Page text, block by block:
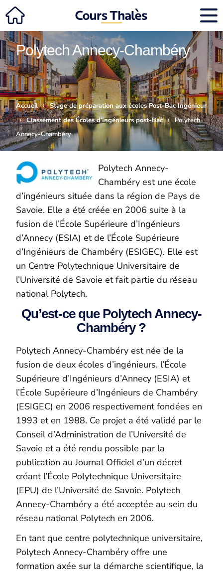
Polytech Annecy-Chambéry
Accueil › Stage de préparation aux écoles Post-Bac Ingénieur
› Classement des Écoles d’Ingénieurs post-Bac › Polytech
Annecy-Chambéry
Polytech Annecy-
Chambéry est une école
d’ingénieurs située dans la région de Pays de
Savoie. Elle a été créée en 2006 suite à la
fusion de l’École Supérieure d’Ingénieurs
d’Annecy (ESIA) et de l’École Supérieure
d’Ingénieurs de Chambéry (ESIGEC). Elle est
un Centre Polytechnique Universitaire de
l’Université de Savoie et fait partie du réseau
national Polytech.
Qu’est-ce que Polytech Annecy-
Chambéry ?
Polytech Annecy-Chambéry est née de la
fusion de deux écoles d’ingénieurs, l’École
Supérieure d’Ingénieurs d’Annecy (ESIA) et
l’École Supérieure d’Ingénieurs de Chambéry
(ESIGEC) en 2006 respectivement fondées en
1993 et en 1988. Ce projet a été validé par le
Conseil d’Administration de l’Université de
Savoie et a été rendu possible par la
publication au Journal Officiel d’un décret
créant l’École Polytechnique Universitaire
(EPU) de l’Université de Savoie. Polytech
Annecy-Chambéry a été acceptée au sein du
réseau national Polytech en 2006.
En tant que centre polytechnique universitaire,
Polytech Annecy-Chambéry offre une
formation axée sur la démarche scientifique, la